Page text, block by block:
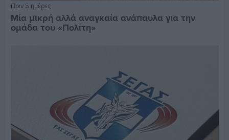
Πριν 5 ημέρες
Μία μικρή αλλά αναγκαία ανάπαυλα για την
ομάδα του «Πολίτη»